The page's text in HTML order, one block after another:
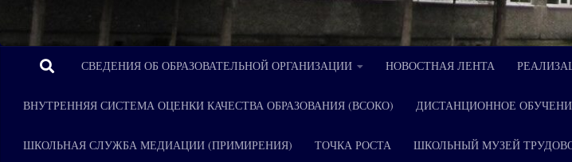
СВЕДЕНИЯ ОБ ОБРАЗОВАТЕЛЬНОЙ ОРГАНИЗАЦИИ НОВОСТНАЯ ЛЕНТА
ВНУТРЕННЯЯ СИСТЕМА ОЦЕНКИ КАЧЕСТВА ОБРАЗОВАНИЯ (ВСОКО) ДИСТАНЦИОННОЕ
ШКОЛЬНАЯ СЛУЖБА МЕДИАЦИИ (ПРИМИРЕНИЯ) ТОЧКА РОСТА ШКОЛЬНЫЙ МУЗЕЙ